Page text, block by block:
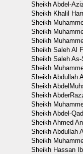
Sheikh Abdel-
Sheikh Khalil
Sheikh
Sheikh
Sheikh
Sheikh Saleh Al
Sheikh Saleh As-
Sheikh
Sheikh Abdullah
Sheikh
Sheikh
Sheikh
Sheikh Abdel-
Sheikh Ahmed
Sheikh Abdullah
Sheikh
Sheikh Hassan